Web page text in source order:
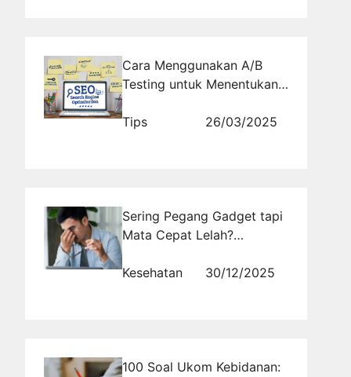
Cara Menggunakan A/B
Testing untuk Menentukan
Tips
26/03/2025
Sering Pegang Gadget tapi
Mata Cepat Lelah?
Menerapkan Aturan 20-20-
Kesehatan 30/12/2025
100 Soal Ukom Kebidanan: